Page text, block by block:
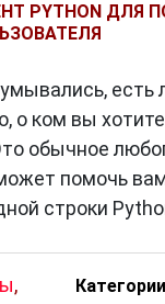
PYTHON
есть
о ком вы
обычное
помочь
строки
,